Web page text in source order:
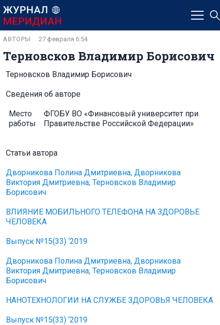
Терновсков Владимир Борисович
АВТОРЫ 27 февраля 6:54
Терновсков Владимир Борисович
Сведения об авторе
Место
работы
ФГОБУ ВО «Финансовый университет при
Правительстве Российской Федерации»
Статьи автора
Дворникова Полина Дмитриевна, Дворникова
Виктория Дмитриевна, Терновсков Владимир
Борисович
ВЛИЯНИЕ МОБИЛЬНОГО ТЕЛЕФОНА НА ЗДОРОВЬЕ
ЧЕЛОВЕКА
Выпуск №15(33) ‘2019
Дворникова Полина Дмитриевна, Дворникова
Виктория Дмитриевна, Терновсков Владимир
Борисович
НАНОТЕХНОЛОГИИ НА СЛУЖБЕ ЗДОРОВЬЯ ЧЕЛОВЕКА
Выпуск №15(33) ‘2019